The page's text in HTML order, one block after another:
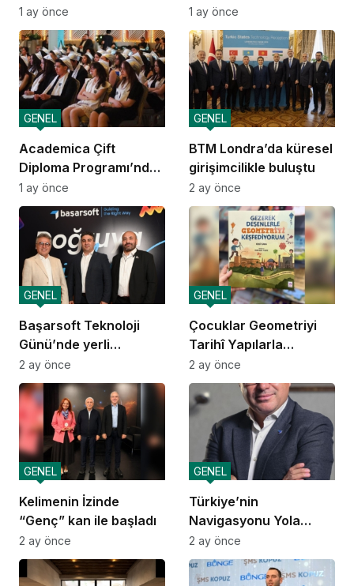
1 ay önce
yatırımcılara 10 yıllık
amortisman güvencesi
1 ay önce
Academica Çift
Diploma Programı’nda
mezuniyet heyecanı
GENEL
1 ay önce
BTM Londra’da küresel
girişimcilikle buluştu
GENEL
2 ay önce
Başarsoft Teknoloji
Günü’nde yerli
navigasyon
GENEL
2 ay önce
Çocuklar Geometriyi
Tarihî Yapılarla
Öğreniyor
GENEL
2 ay önce
Kelimenin İzinde
“Genç” kan ile başladı
GENEL
2 ay önce
Türkiye’nin
Navigasyonu Yola
Çıkıyor
GENEL
2 ay önce